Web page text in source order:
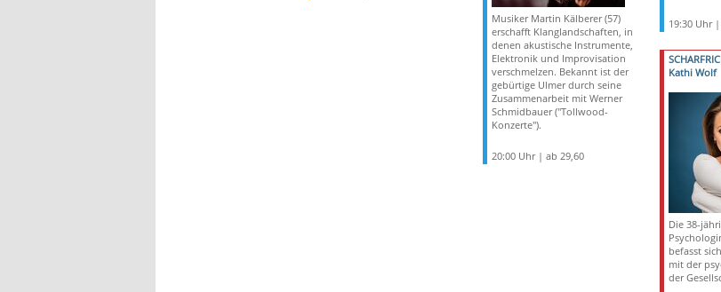
Musiker Martin Kälberer (57)
erschafft Klanglandschaften, in
denen akustische Instrumente,
Elektronik und Improvisation
verschmelzen. Bekannt ist der
gebürtige Ulmer durch seine
Zusammenarbeit mit Werner
Schmidbauer ("Tollwood-
Konzerte").
20:00 Uhr | ab 29,60
19:30 Uhr
Kathi Wolf
Die 38-
befasst
mit der
der